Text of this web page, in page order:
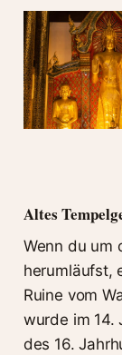
Altes
Wenn du um
herumläufst,
Ruine vom
wurde im 14.
des 16.